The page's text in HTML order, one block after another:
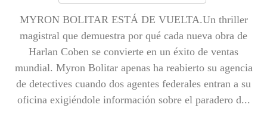
MYRON BOLITAR ESTÁ DE VUELTA.Un thriller
magistral que demuestra por qué cada nueva obra de
Harlan Coben se convierte en un éxito de ventas
mundial. Myron Bolitar apenas ha reabierto su agencia
de detectives cuando dos agentes federales entran a su
oficina exigiéndole información sobre el paradero d...